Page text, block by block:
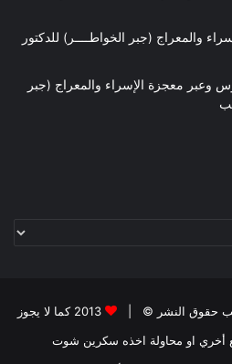
والمعراج (جبر الخواطــــر) للدكتور
وعبر معجزة الإسراء والمعراج (جبر
حقوق النشر © |
2013 كما لا يجوز
أخري او محاولة اخذه سكرين شوت